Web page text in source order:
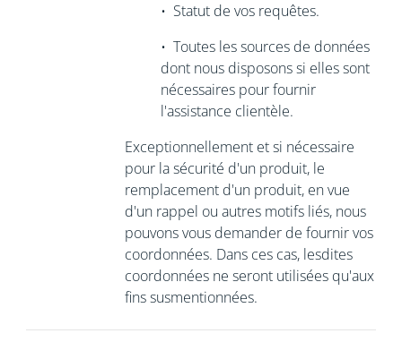
• Statut de vos requêtes.
• Toutes les sources de données
dont nous disposons si elles sont
nécessaires pour fournir
l'assistance clientèle.
Exceptionnellement et si nécessaire
pour la sécurité d'un produit, le
remplacement d'un produit, en vue
d'un rappel ou autres motifs liés, nous
pouvons vous demander de fournir vos
coordonnées. Dans ces cas, lesdites
coordonnées ne seront utilisées qu'aux
fins susmentionnées.